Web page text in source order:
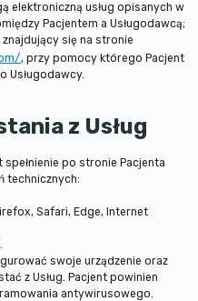
elektroniczną usług opisanych w
Pacjentem a Usługodawcą;
się na stronie
, przy pomocy którego Pacjent
Usługodawcy.
z Usług
spełnienie po stronie Pacjenta
technicznych:
Safari, Edge, Internet
swoje urządzenie oraz
z Usług. Pacjent powinien
antywirusowego.